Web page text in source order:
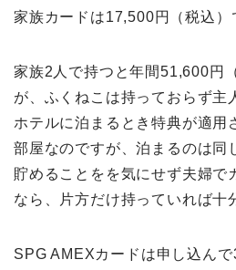
家族カードは17,500円（税込）
家族2人で持つと年間51,600円
が、ふくねこは持っておらず主
ホテルに泊まるとき特典が適用
部屋なのですが、泊まるのは同
貯めることをを気にせず夫婦で
なら、片方だけ持っていれば十
SPG AMEXカードは申し込ん